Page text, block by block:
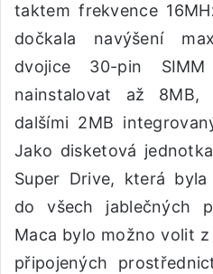
taktem frekvence
dočkala navýšení
dvojice 30-pin
nainstalovat až
dalšími 2MB
Jako disketová
Super Drive, která
do všech jablečných
Maca bylo možno volit
připojených